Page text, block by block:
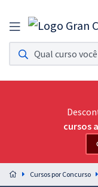
Assinatura
Acesso a todos os cursos.
Assinatura OAB
Acesso ilimitado a toda
Preparação completa e
residências em saúde do
cursos
Cursos por Concurso